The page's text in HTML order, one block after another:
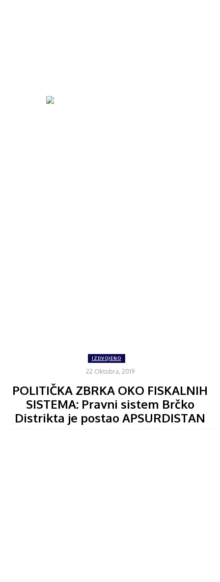
IZDVOJENO
22 Oktobra, 2019
POLITIČKA ZBRKA OKO FISKALNIH
SISTEMA: Pravni sistem Brčko
Distrikta je postao APSURDISTAN